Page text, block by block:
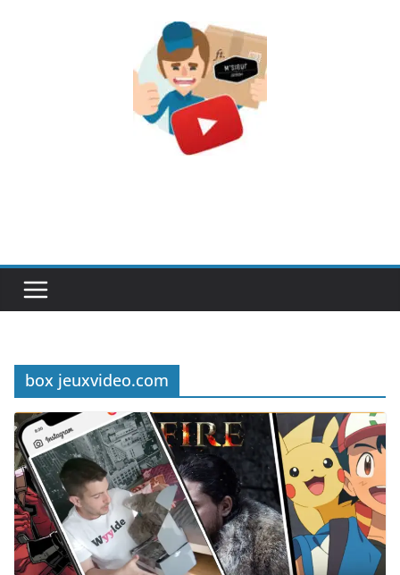
box jeuxvideo.com